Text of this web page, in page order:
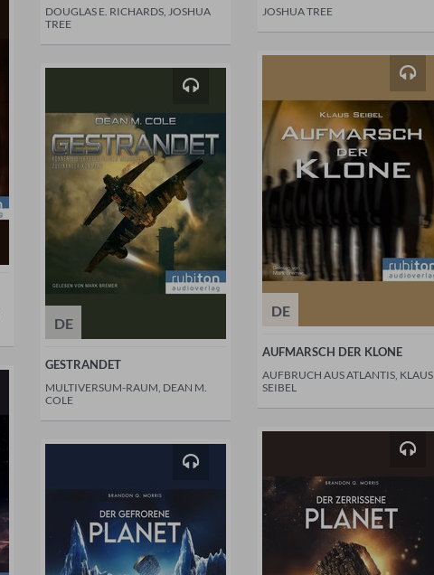
DOUGLAS E. RICHARDS, JOSHUA
TREE
JOSHUA TREE
DE
GESTRANDET
MULTIVERSUM-RAUM, DEAN M.
COLE
DE
AUFMARSCH DER KLONE
AUFBRUCH AUS ATLANTIS, KLAUS
SEIBEL